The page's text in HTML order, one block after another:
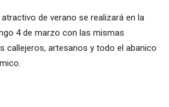
de verano se realizará en la
4 de marzo con las mismas
callejeros, artesanos y todo el abanico